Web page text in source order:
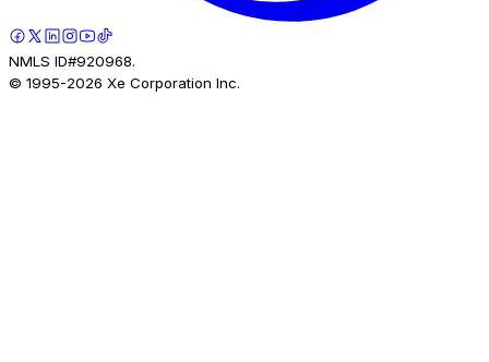
NMLS ID#920968.
© 1995-2026 Xe Corporation Inc.